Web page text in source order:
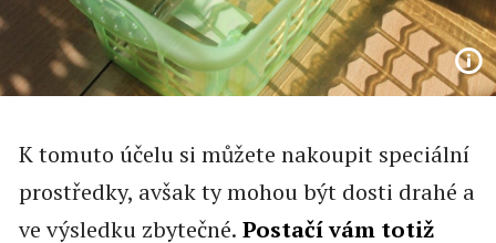
K tomuto účelu si můžete nakoupit speciální
prostředky, avšak ty mohou být dosti drahé a
ve výsledku zbytečné. Postačí vám totiž